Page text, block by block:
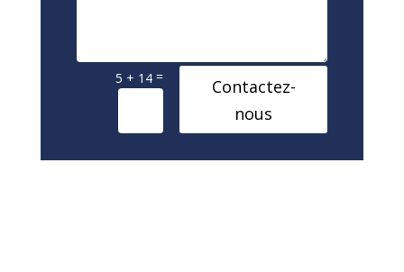
5 + 14 =
Contactez-
nous